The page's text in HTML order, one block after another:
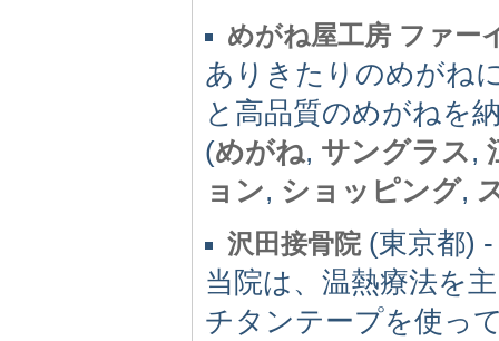
めがね屋工房 ファー
ありきたりのめがね
と高品質のめがねを
(めがね, サングラス,
ョン, ショッピング,
沢田接骨院(東京都) -
当院は、温熱療法を
チタンテープを使っ